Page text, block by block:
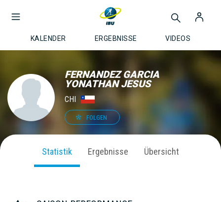
KALENDER ERGEBNISSE VIDEOS
FERNANDEZ GARCIA
YONATHAN JESUS
CHI
FOLGEN
Statistik Ergebnisse Übersicht